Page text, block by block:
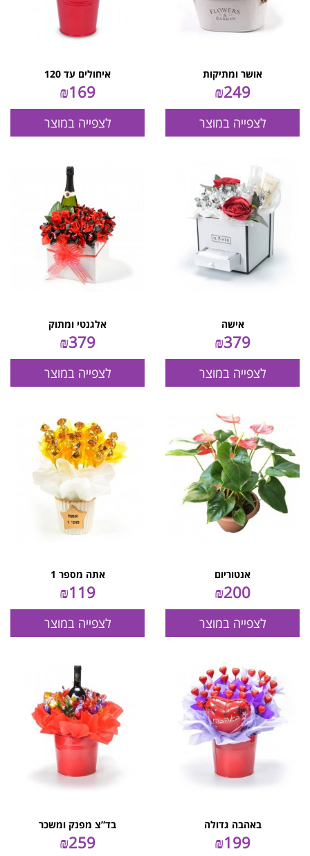
אושר ומתיקות
₪249
לצפייה במוצר
איחולים עד 120
₪169
לצפייה במוצר
אישה
₪379
לצפייה במוצר
אלגנטי ומתוק
₪379
לצפייה במוצר
אנטוריום
₪200
לצפייה במוצר
אתה מספר 1
₪119
לצפייה במוצר
באהבה גדולה
₪199
בד”צ מפנק ומשכר
₪259